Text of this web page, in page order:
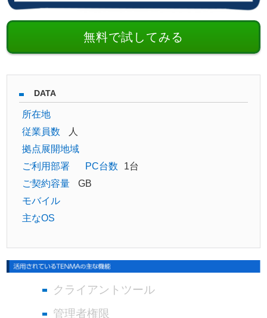
無料で試してみる
DATA
所在地
従業員数
人
拠点展開地域
ご利用部署
PC台数
1台
ご契約容量
GB
モバイル
主なOS
クライアントツール
管理者権限